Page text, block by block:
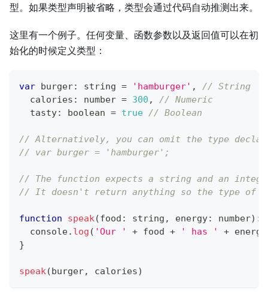
型。如果类型声明被省略，类型会通过代码自动推测出来。
这里有一个例子。任何变量、函数参数以及返回值可以在初
始化的时候定义类型：
var burger: string = 'hamburger' ,
// String
  calories
: number = 300 ,
// Numeric
  tasty
: boolean = true // Boolean
// Alternatively, you can omit the type
// var burger = 'hamburger';
// The function expects a string and an
// It doesn't return anything so the type of
function speak(food : string , energy: number) :
console. log ( 'Our ' + food + ' has ' +
}
speak( burger, calories)